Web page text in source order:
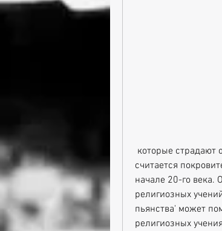
считается
начале 20-го века.
религиозных
пьянства' может
религиозных